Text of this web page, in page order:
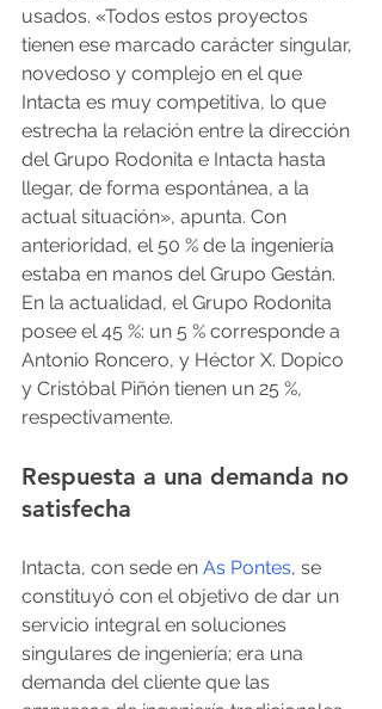
usados. «Todos estos proyectos
tienen ese marcado carácter singular,
novedoso y complejo en el que
Intacta es muy competitiva, lo que
estrecha la relación entre la dirección
del Grupo Rodonita e Intacta hasta
llegar, de forma espontánea, a la
actual situación», apunta. Con
anterioridad, el 50 % de la ingeniería
estaba en manos del Grupo Gestán.
En la actualidad, el Grupo Rodonita
posee el 45 %: un 5 % corresponde a
Antonio Roncero, y Héctor X. Dopico
y Cristóbal Piñón tienen un 25 %,
respectivamente.
Respuesta a una demanda no
satisfecha
Intacta, con sede en As Pontes, se
constituyó con el objetivo de dar un
servicio integral en soluciones
singulares de ingeniería; era una
demanda del cliente que las